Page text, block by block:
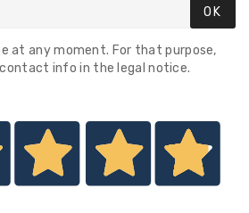
OK
at any moment. For that purpose,
info in the legal notice.